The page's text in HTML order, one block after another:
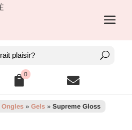
0 
Ongles» Gels» Supreme Gloss